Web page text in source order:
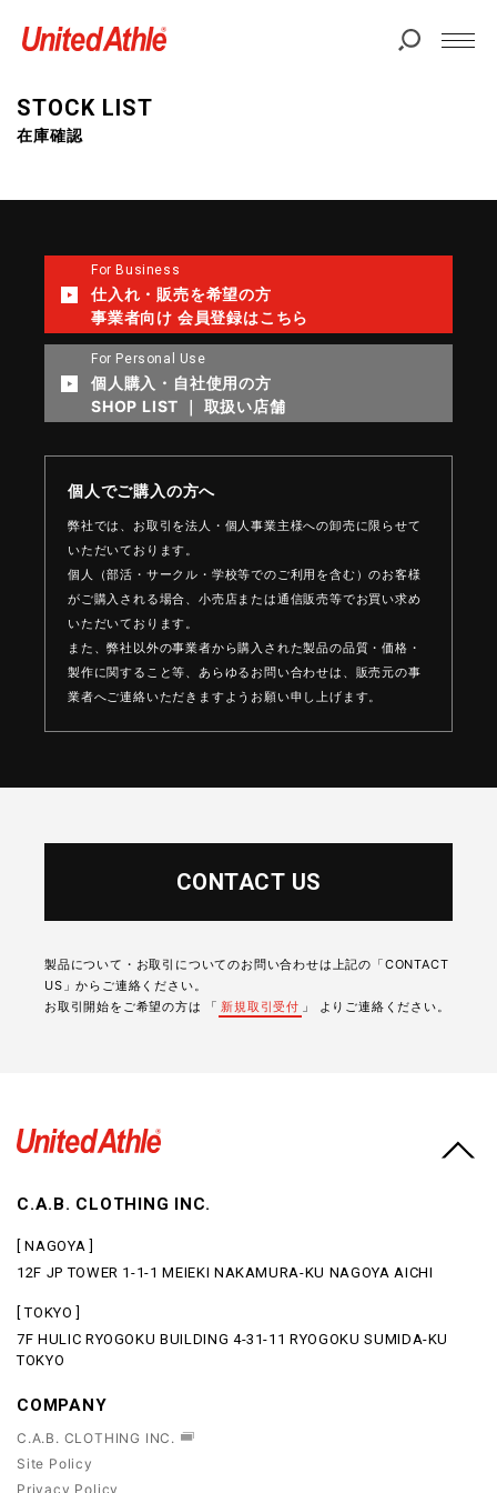
STOCK LIST
在庫確認
For Business
仕入れ・販売を希望の方
事業者向け 会員登録はこちら
For Personal Use
個人購入・自社使用の方
SHOP LIST ｜ 取扱い店舗
個人でご購入の方へ
弊社では、お取引を法人・個人事業主様への卸売に限らせて
いただいております。
個人（部活・サークル・学校等でのご利用を含む）のお客様
がご購入される場合、小売店または通信販売等でお買い求め
いただいております。
また、弊社以外の事業者から購入された製品の品質・価格・
製作に関すること等、 あらゆるお問い合わせは、販売元の事
業者へご連絡いただきますようお願い申し上げます。
CONTACT US
製品について・お取引についてのお問い合わせは上記の「CONTACT
US」からご連絡ください。
お取引開始をご希望の方は 「 新規取引受付 」 よりご連絡ください。
C.A.B. CLOTHING INC.
[ NAGOYA ]
12F JP TOWER 1-1-1 MEIEKI NAKAMURA-KU NAGOYA AICHI
[ TOKYO ]
7F HULIC RYOGOKU BUILDING 4-31-11 RYOGOKU SUMIDA-KU
TOKYO
COMPANY
C.A.B. CLOTHING INC.
Site Policy
Privacy Policy